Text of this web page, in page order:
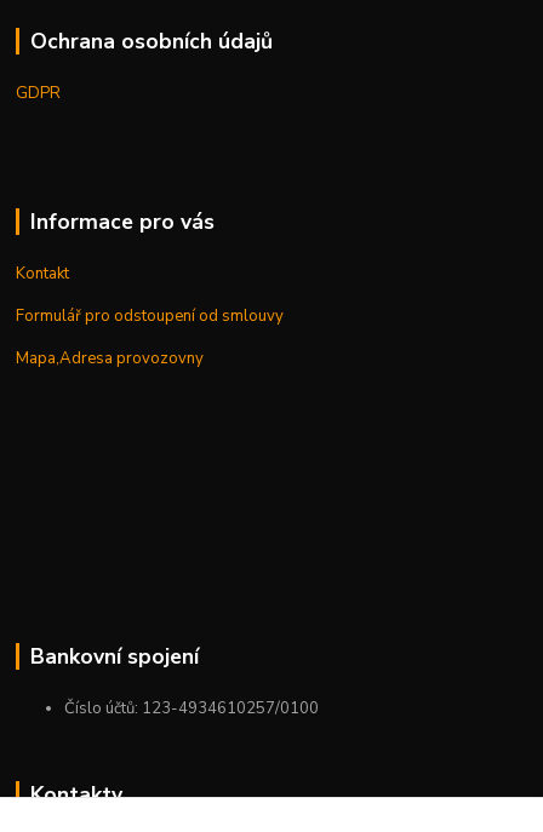
Ochrana osobních údajů
GDPR
Informace pro vás
Kontakt
Formulář pro odstoupení od smlouvy
Mapa,Adresa provozovny
Bankovní spojení
Číslo účtů: 123-4934610257/0100
Kontakty